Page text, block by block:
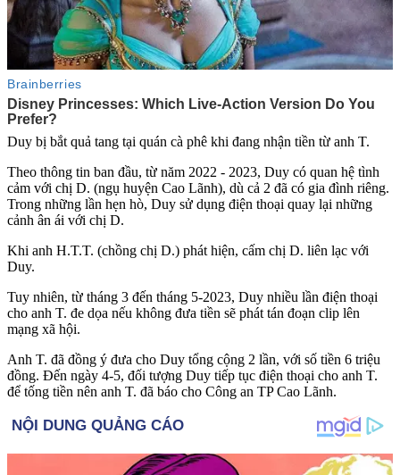
Duy bị bắt quả tang tại quán cà phê khi đang nhận tiền từ anh T.
Theo thông tin ban đầu, từ năm 2022 - 2023, Duy có quan hệ tình
cảm với chị D. (ngụ huyện Cao Lãnh), dù cả 2 đã có gia đình riêng.
Trong những lần hẹn hò, Duy sử dụng điện thoại quay lại những
cảnh â‌ּn á‌ּi với chị D.
Khi anh H.T.T. (chồng chị D.) phát hiện, cấm chị D. liên lạc với
Duy.
Tuy nhiên, từ tháng 3 đến tháng 5-2023, Duy nhiều lần điện thoại
cho anh T. đe dọa nếu không đưa tiền sẽ phát tán đoạn clip lên
mạng xã hội.
Anh T. đã đồng ý đưa cho Duy tổng cộng 2 lần, với số tiền 6 triệu
đồng. Đến ngày 4-5, đối tượng Duy tiếp tục điện thoại cho anh T.
để tống tiền nên anh T. đã báo cho Công an TP Cao Lãnh.